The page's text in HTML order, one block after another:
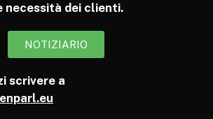
necessità dei clienti.
NOTIZIARIO
scrivere a